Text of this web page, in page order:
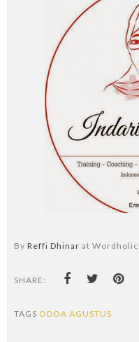
By Reffi Dhinar at Wordholic
SHARE:
TAGS ODOA AGUSTUS